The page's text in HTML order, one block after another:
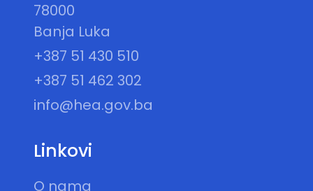
78000
Banja Luka
+387 51 430 510
+387 51 462 302
info@hea.gov.ba
Linkovi
O nama